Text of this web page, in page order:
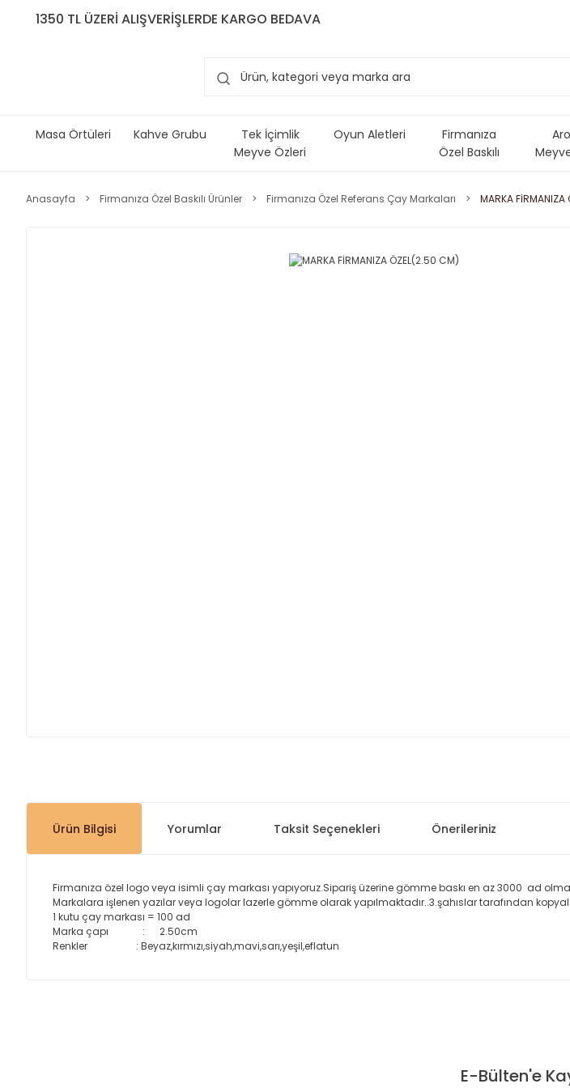
1350 TL ÜZERİ ALIŞVERİŞLERDE KARGO BEDAVA
Masa Örtüleri Kahve Grubu
Tek İçimlik
Meyve Özleri
Oyun Aletleri
Firmanıza
Özel Baskılı
Anasayfa Firmanıza Özel Baskılı Ürünler Firmanıza Özel Referans Çay Markaları MARKA
Ürün Bilgisi Yorumlar Taksit Seçenekleri Önerileriniz
Firmanıza özel logo veya isimli çay markası yapıyoruz.Sipariş üzerine gömme baskı en az 3000 ad
Markalara işlenen yazılar veya logolar lazerle gömme olarak yapılmaktadır..3.şahıslar tarafından
1 kutu çay markası = 100 ad
Marka çapı : 2.50cm
Renkler : Beyaz,kırmızı,siyah,mavi,sarı,yeşil,eflatun
E-Bülten'e